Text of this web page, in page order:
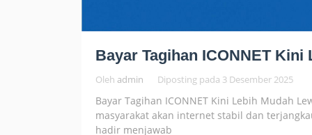
Bayar Tagihan ICONNET
Oleh admin Diposting pada 3 Desember 2025
Bayar Tagihan ICONNET Kini Lebih Mudah
masyarakat akan internet stabil dan
hadir menjawab